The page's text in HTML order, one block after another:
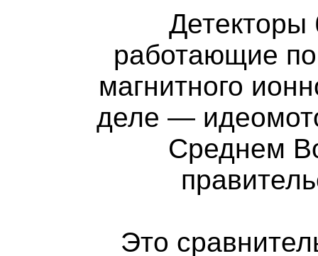
Детекторы
работающие по
магнитного
деле —
Среднем
Это